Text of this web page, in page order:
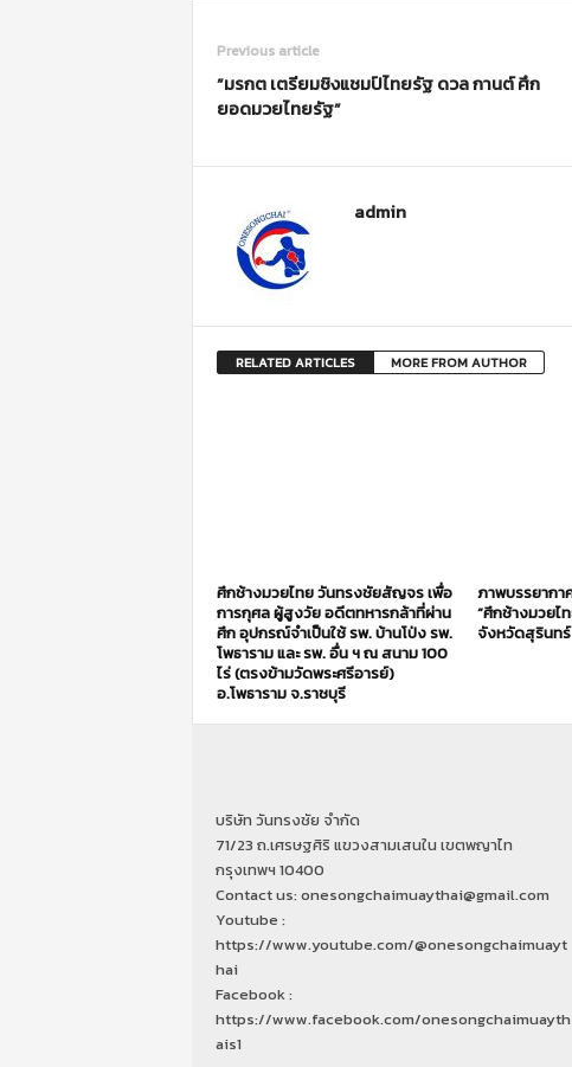
Previous article
”มรกต เตรียมชิงแชมป์ไทยรัฐ ดวล กานต์ ศึก
ยอดมวยไทยรัฐ”
admin
RELATED ARTICLES MORE FROM AUTHOR
ศึกช้างมวยไทย วันทรงชัยสัญจร เพื่อ
การกุศล ผู้สูงวัย อดีตทหารกล้าที่ผ่าน
ศึก อุปกรณ์จำเป็นใช้ รพ. บ้านโป่ง รพ.
โพธาราม และ รพ. อื่น ฯ ณ สนาม 100
ไร่ (ตรงข้ามวัดพระศรีอารย์)
อ.โพธาราม จ.ราชบุรี
ภาพบรรยากา
“ศึกช้างมวยไ
จังหวัดสุรินทร์
บริษัท วันทรงชัย จำกัด
71/23 ถ.เศรษฐศิริ แขวงสามเสนใน เขตพญาไท
กรุงเทพฯ 10400
Contact us: onesongchaimuaythai@gmail.com
Youtube :
https://www.youtube.com/@onesongchaimuayt
hai
Facebook :
https://www.facebook.com/onesongchaimuayth
ais1